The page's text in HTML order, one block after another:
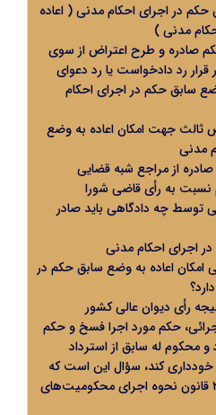
در اجرای احکام مدنی ( اعاده
مدنی )
صادره و طرح اعتراض از سوی
قرار رد دادخواست یا رد دعوای
سابق حکم در اجرای احکام
جهت امکان اعاده به وضع
مدنی
صادره از مراجع شبه قضایی
نسبت به رأی قاضی شورا
توسط چه دادگاهی باید صادر
اجرای احکام مدنی
امکان اعاده به وضع سابق حکم در
رأی دیوان عالی کشور
حکم مورد اجرا فسخ و حکم
محکوم له سابق از استرداد
کند، سؤال این است که
آیا این امر مشمول ماده ۳ قانون نحوه اجرای محکومیت‌های